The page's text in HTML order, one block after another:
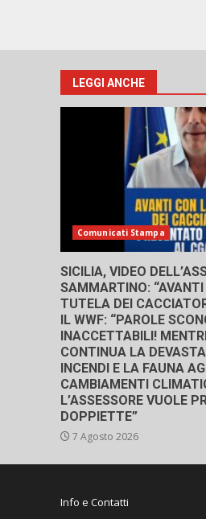
LEGGI ANCHE
Comunicati Stampa
SICILIA, VIDEO
SAMMARTINO:
TUTELA DEI
IL WWF: “PAROLE
INACCETTABILI!
CONTINUA LA
INCENDI E LA FAUNA
CAMBIAMENTI
L’ASSESSORE VUOLE
DOPPIETTE”
7 Agosto 2026
Info e Contatti